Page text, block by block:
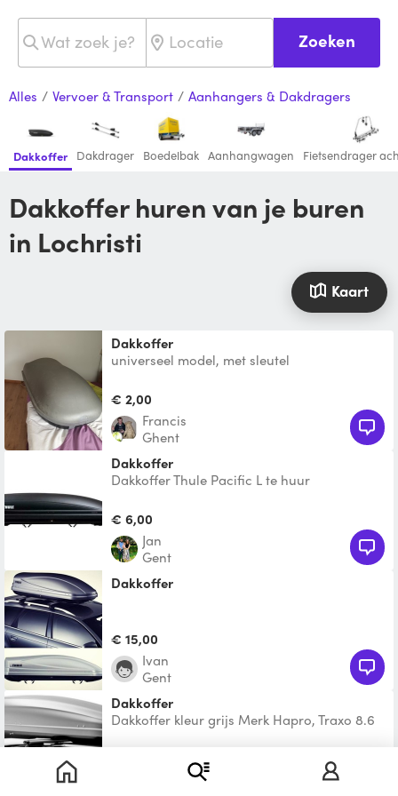
Zoeken
Alles / Vervoer & Transport / Aanhangers & Dakdragers
Dakkoffer Dakdrager Boedelbak Aanhangwagen Fietsendrager
Dakkoffer huren van je buren
in Lochristi
Kaart
Dakkoffer
universeel model, met sleutel
€ 2,00
Francis
Ghent
Dakkoffer
Dakkoffer Thule Pacific L te huur
196 x 78 x 45 cm • Laadv
€ 6,00
Jan
Gent
Dakkoffer
€ 15,00
Ivan
Gent
Dakkoffer
Dakkoffer kleur grijs Merk Hapro, Traxo 8.6